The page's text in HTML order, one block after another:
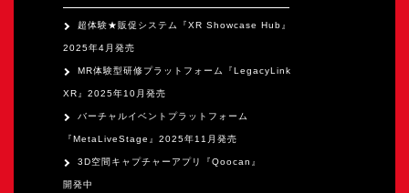
超体験★販促システム『XR Showcase Hub』
2025年4月発売
MR体験型研修プラットフォーム『LegacyLink
XR』2025年10月発売
バーチャルイベントプラットフォーム
『MetaLiveStage』2025年11月発売
3D空間キャプチャーアプリ『Qoocan』
開発中